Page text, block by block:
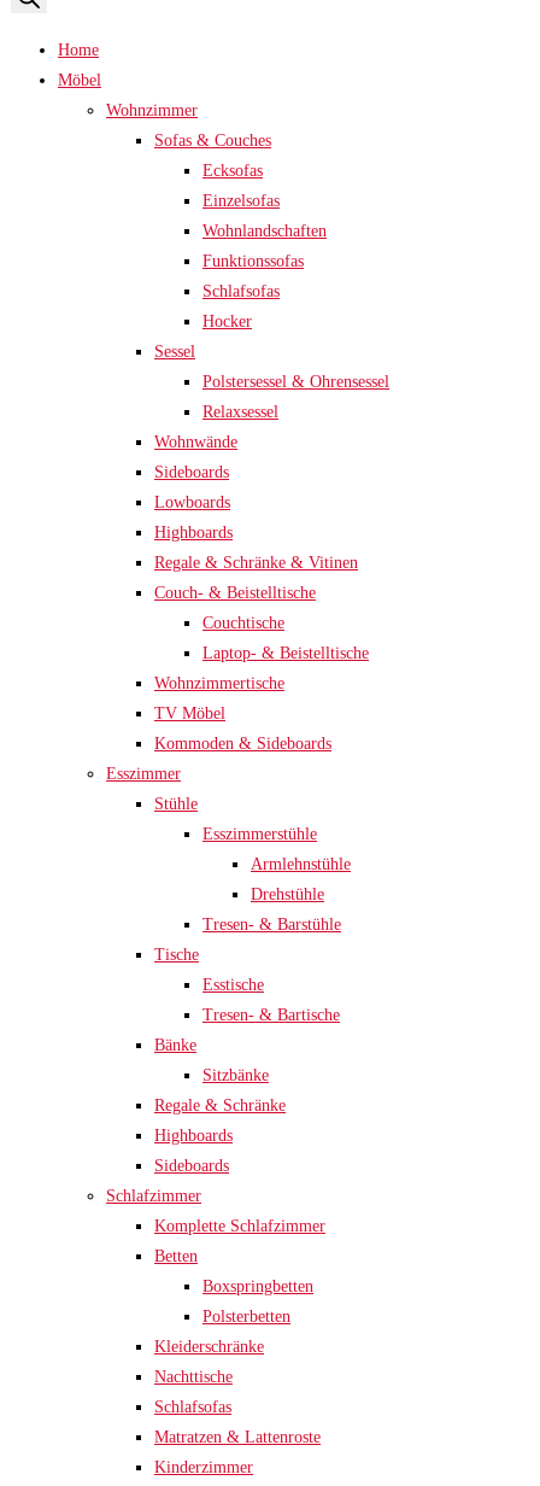
Home
Möbel
Wohnzimmer
Sofas & Couches
Ecksofas
Einzelsofas
Wohnlandschaften
Funktionssofas
Schlafsofas
Hocker
Sessel
Polstersessel & Ohrensessel
Relaxsessel
Wohnwände
Sideboards
Lowboards
Highboards
Regale & Schränke & Vitinen
Couch- & Beistelltische
Couchtische
Laptop- & Beistelltische
Wohnzimmertische
TV Möbel
Kommoden & Sideboards
Esszimmer
Stühle
Esszimmerstühle
Armlehnstühle
Drehstühle
Tresen- & Barstühle
Tische
Esstische
Tresen- & Bartische
Bänke
Sitzbänke
Regale & Schränke
Highboards
Sideboards
Schlafzimmer
Komplette Schlafzimmer
Betten
Boxspringbetten
Polsterbetten
Kleiderschränke
Nachttische
Schlafsofas
Matratzen & Lattenroste
Kinderzimmer